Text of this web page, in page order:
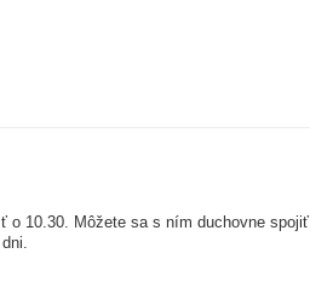
10.30. Môžete sa s ním duchovne spojiť